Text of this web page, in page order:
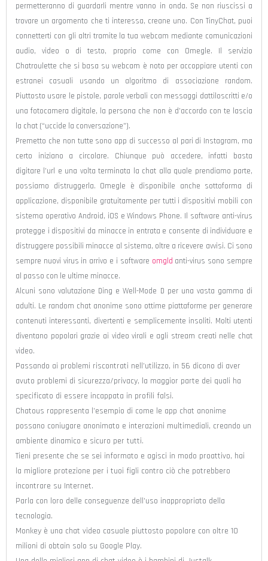
permetteranno di guardarli mentre vanno in onda. Se non riuscissi a
trovare un argomento che ti interessa, creane uno. Con TinyChat, puoi
connetterti con gli altri tramite la tua webcam mediante comunicazioni
audio, video o di testo, proprio come con Omegle. Il servizio
Chatroulette che si basa su webcam è noto per accoppiare utenti con
estranei casuali usando un algoritmo di associazione random.
Piuttosto usare le pistole, parole verbali con messaggi dattiloscritti e/o
una fotocamera digitale, la persona che non è d’accordo con te lascia
la chat (“uccide la conversazione”).
Premetto che non tutte sono app di successo al pari di Instagram, ma
certo iniziano a circolare. Chiunque può accedere, infatti basta
digitare l’url e una volta terminata la chat alla quale prendiamo parte,
possiamo distruggerla. Omegle è disponibile anche sottoforma di
applicazione, disponibile gratuitamente per tutti i dispositivi mobili con
sistema operativo Android, iOS e Windows Phone. Il software anti-virus
protegge i dispositivi da minacce in entrata e consente di individuare e
distruggere possibili minacce al sistema, oltre a ricevere avvisi. Ci sono
sempre nuovi virus in arrivo e i software omgld anti-virus sono sempre
al passo con le ultime minacce.
Alcuni sono valutazione Ding e Well-Mode D per una vasta gamma di
adulti. Le random chat anonime sono ottime piattaforme per generare
contenuti interessanti, divertenti e semplicemente insoliti. Molti utenti
diventano popolari grazie ai video virali e agli stream creati nelle chat
video.
Passando ai problemi riscontrati nell’utilizzo, in 56 dicono di aver
avuto problemi di sicurezza/privacy, la maggior parte dei quali ha
specificato di essere incappata in profili falsi.
Chatous rappresenta l’esempio di come le app chat anonime
possano coniugare anonimato e interazioni multimediali, creando un
ambiente dinamico e sicuro per tutti.
Tieni presente che se sei informato e agisci in modo proattivo, hai
la migliore protezione per i tuoi figli contro ciò che potrebbero
incontrare su Internet.
Parla con loro delle conseguenze dell’uso inappropriato della
tecnologia.
Monkey è una chat video casuale piuttosto popolare con oltre 10
milioni di obtain solo su Google Play.